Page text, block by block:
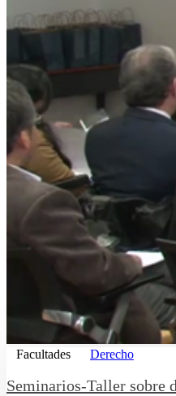
Facultades Derecho
Seminarios-Taller sobre